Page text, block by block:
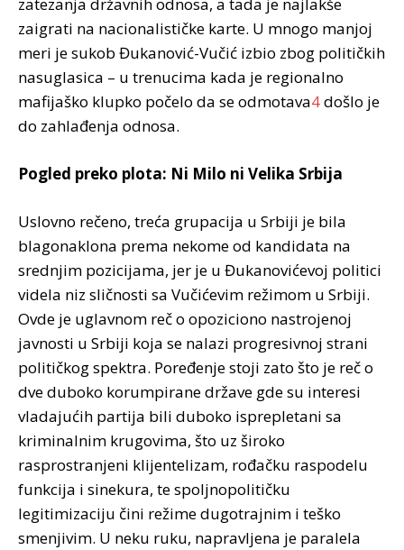
zaigrati na nacionalističke karte. U mnogo manjoj
meri je sukob Đukanović-Vučić izbio zbog političkih
nasuglasica – u trenucima kada je regionalno
mafijaško klupko počelo da se odmotava4došlo je
do zahlađenja odnosa.
Pogled preko plota: Ni Milo ni Velika Srbija
Uslovno rečeno, treća grupacija u Srbiji je bila
blagonaklona prema nekome od kandidata na
srednjim pozicijama, jer je u Đukanovićevoj politici
videla niz sličnosti sa Vučićevim režimom u Srbiji.
Ovde je uglavnom reč o opoziciono nastrojenoj
javnosti u Srbiji koja se nalazi progresivnoj strani
političkog spektra. Poređenje stoji zato što je reč o
dve duboko korumpirane države gde su interesi
vladajućih partija bili duboko isprepletani sa
kriminalnim krugovima, što uz široko
rasprostranjeni klijentelizam, rođačku raspodelu
funkcija i sinekura, te spoljnopolitičku
legitimizaciju čini režime dugotrajnim i teško
smenjivim. U neku ruku, napravljena je paralela